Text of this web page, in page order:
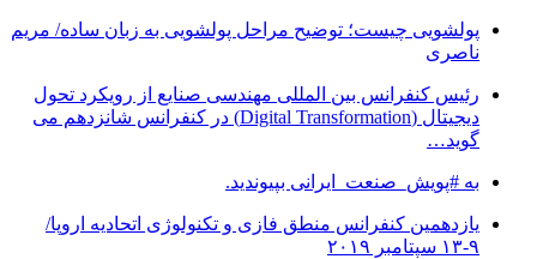
پولشویی چیست؛ توضیح مراحل پولشویی به زبان ساده/ مریم
ناصری
رئیس کنفرانس بین المللی مهندسی صنایع از رویکرد تحول
دیجیتال (Digital Transformation) در کنفرانس شانزدهم می
گوید…
به #پویش_صنعت_ایرانی بپیوندید.
یازدهمین کنفرانس منطق فازی و تکنولوژی اتحادیه اروپا/
۹-۱۳ سپتامبر ۲۰۱۹